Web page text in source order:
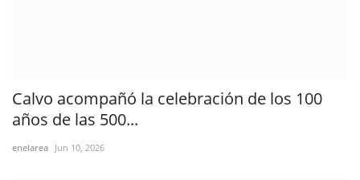
Calvo acompañó la celebración de los 100
años de las 500...
enelarea Jun 10, 2026